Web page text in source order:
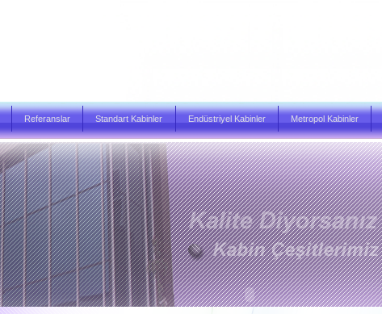
Referanslar Standart Kabinler Endüstriyel Kabinler Metropol Kabinler